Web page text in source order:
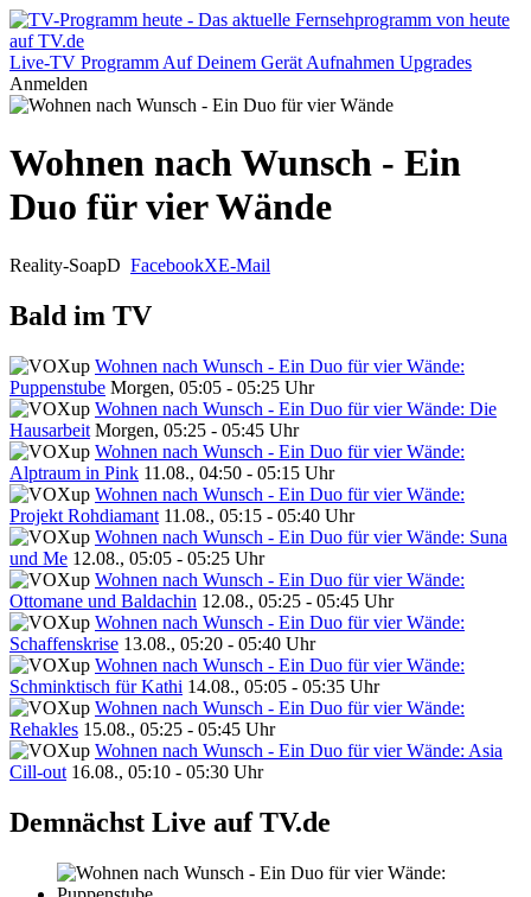
Live-TV Programm Auf Deinem Gerät Aufnahmen Upgrades
Anmelden
Wohnen nach Wunsch - Ein
Duo für vier Wände
Reality-SoapD FacebookXE-Mail
Bald im TV
Wohnen nach Wunsch - Ein Duo für vier Wände:
Puppenstube Morgen, 05:05 - 05:25 Uhr
Wohnen nach Wunsch - Ein Duo für vier Wände: Die
Hausarbeit Morgen, 05:25 - 05:45 Uhr
Wohnen nach Wunsch - Ein Duo für vier Wände:
Alptraum in Pink 11.08., 04:50 - 05:15 Uhr
Wohnen nach Wunsch - Ein Duo für vier Wände:
Projekt Rohdiamant 11.08., 05:15 - 05:40 Uhr
Wohnen nach Wunsch - Ein Duo für vier Wände: Suna
und Me 12.08., 05:05 - 05:25 Uhr
Wohnen nach Wunsch - Ein Duo für vier Wände:
Ottomane und Baldachin 12.08., 05:25 - 05:45 Uhr
Wohnen nach Wunsch - Ein Duo für vier Wände:
Schaffenskrise 13.08., 05:20 - 05:40 Uhr
Wohnen nach Wunsch - Ein Duo für vier Wände:
Schminktisch für Kathi 14.08., 05:05 - 05:35 Uhr
Wohnen nach Wunsch - Ein Duo für vier Wände:
Rehakles 15.08., 05:25 - 05:45 Uhr
Wohnen nach Wunsch - Ein Duo für vier Wände: Asia
Cill-out 16.08., 05:10 - 05:30 Uhr
Demnächst Live auf TV.de